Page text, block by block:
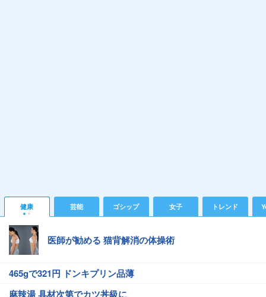
健康 芸能 ゴシップ 女子 トレンド
医師が勧める 猫背解消の体操術
465gで321円 ドンキプリン品薄
麻辣湯 具材次第でカツ丼級に